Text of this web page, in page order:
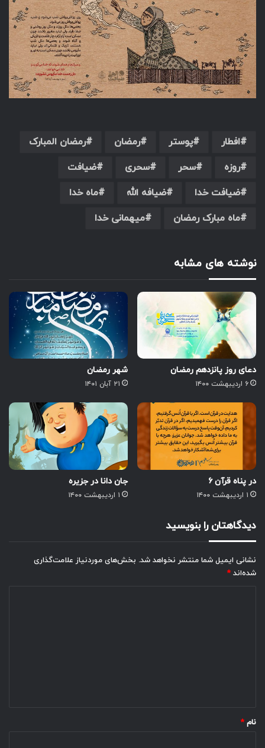
افطار پوستر رمضان
رمضان المبارک
روزه
سحر سحری
ضیافت
ضیافت خدا
ضیافه الله
ماه خدا
ماه مبارک رمضان
میهمانی خدا
نوشته های مشابه
دعای روز پانزدهم رمضان
۶ اردیبهشت ۱۴۰۰
شهر رمضان
۲۱ آبان ۱۴۰۱
در پناه قرآن ۶
۱ اردیبهشت ۱۴۰۰
جان دانا در جزیره
۱ اردیبهشت ۱۴۰۰
دیدگاهتان را بنویسید
نشانی ایمیل شما منتشر نخواهد شد. بخش‌های موردنیاز علامت‌گذاری
شده‌اند *
نام *